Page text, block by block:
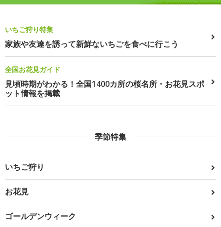
いちご狩り特集
家族や友達を誘って新鮮ないちごを食べに行こう
全国お花見ガイド
見頃時期がわかる！全国1400カ所の桜名所・お花見スポ
ット情報を掲載
季節特集
いちご狩り
お花見
ゴールデンウィーク